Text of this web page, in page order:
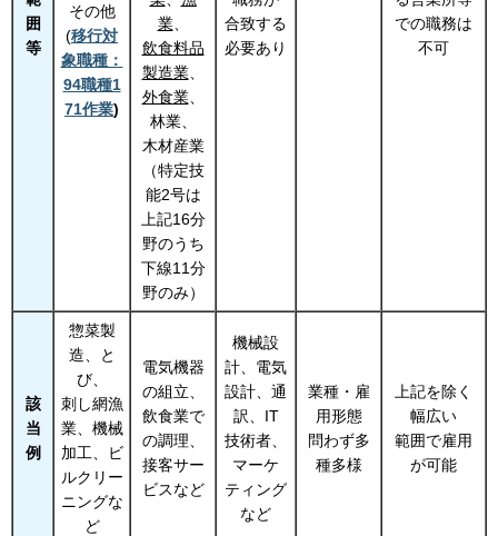
囲
等
その他
(移行対
象職種：
94職種1
71作業)
業、
飲食料品
製造業、
外食業、
林業、
木材産業
（特定技
能2号は
上記16分
野のうち
下線11分
野のみ）
合致する
必要あり
での職務は
不可
該
当
例
惣菜製
造、と
び、
刺し網漁
業、機械
加工、ビ
ルクリー
ニングな
ど
電気機器
の組立、
飲食業で
の調理、
接客サー
ビスなど
機械設
計、電気
設計、通
訳、IT
技術者、
マーケ
ティング
など
業種・雇
用形態
問わず多
種多様
上記を除く
幅広い
範囲で雇用
が可能